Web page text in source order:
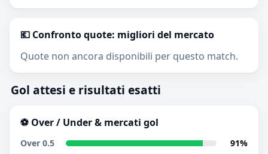
💶 Confronto quote: migliori del mercato
Quote non ancora disponibili per questo match.
Gol attesi e risultati esatti
⚽ Over / Under & mercati gol
Over 0.5
91%